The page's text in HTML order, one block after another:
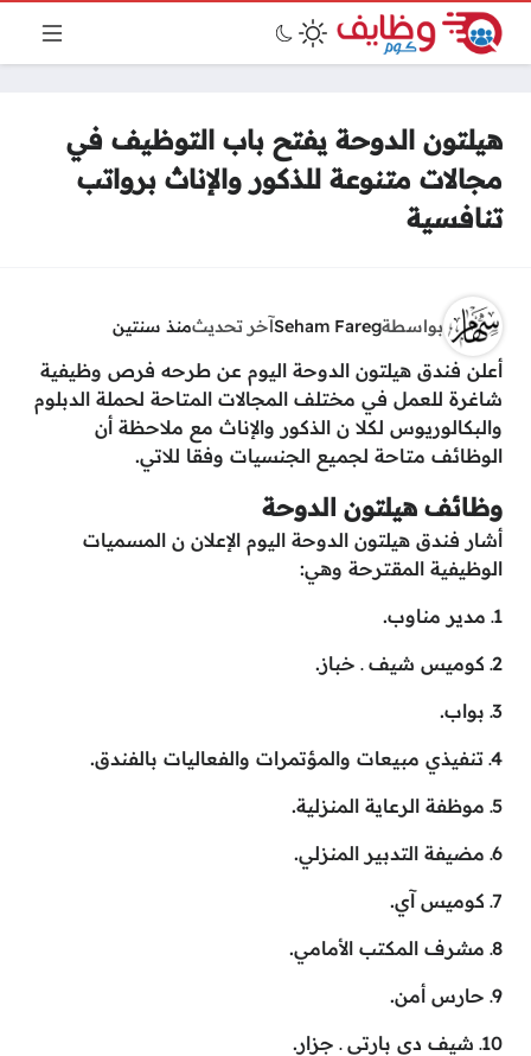
هيلتون الدوحة يفتح باب التوظيف في
مجالات متنوعة للذكور والإناث برواتب
تنافسية
بواسطةSeham Faregآخر تحديثمنذ سنتين
أعلن فندق هيلتون الدوحة اليوم عن طرحه فرص وظيفية
شاغرة للعمل في مختلف المجالات المتاحة لحملة الدبلوم
والبكالوريوس لكلا ن الذكور والإناث مع ملاحظة أن
الوظائف متاحة لجميع الجنسيات وفقا للاتي.
وظائف هيلتون الدوحة
أشار فندق هيلتون الدوحة اليوم الإعلان ن المسميات
الوظيفية المقترحة وهي:
1ـ مدير مناوب.
2ـ كوميس شيف ـ خباز.
3ـ بواب.
4ـ تنفيذي مبيعات والمؤتمرات والفعاليات بالفندق.
5ـ موظفة الرعاية المنزلية.
6ـ مضيفة التدبير المنزلي.
7ـ كوميس آي.
8ـ مشرف المكتب الأمامي.
9ـ حارس أمن.
10ـ شيف دي بارتي ـ جزار.